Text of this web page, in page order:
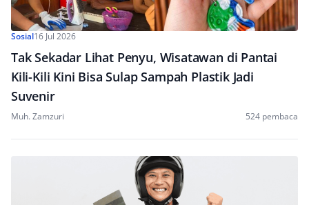
Sosial16 Jul 2026
Tak Sekadar Lihat Penyu, Wisatawan di Pantai
Kili-Kili Kini Bisa Sulap Sampah Plastik Jadi
Suvenir
Muh. Zamzuri 524 pembaca